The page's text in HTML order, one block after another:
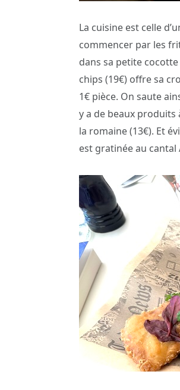
La cuisine est celle
commencer par les
dans sa petite
chips (19€) offre sa
1€ pièce. On saute
y a de beaux produits
la romaine (13€). Et
est gratinée au cantal